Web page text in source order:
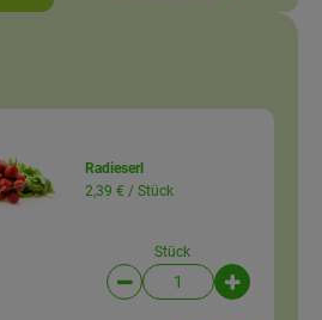
Radieserl
2,39 € / Stück
Stück
Artikelanzahl